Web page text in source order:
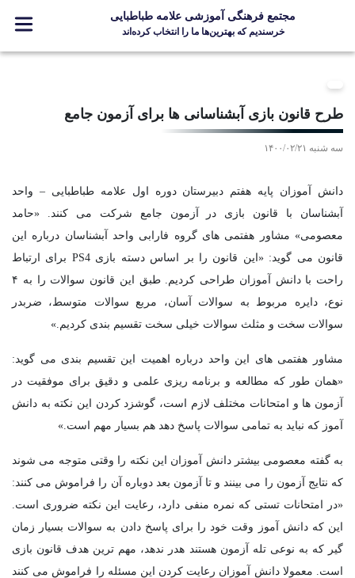
مجتمع فرهنگی آموزشی علامه طباطبایی
خرسندیم که بهترین‌ها ما را انتخاب کرده‌اند
مدارس
جشنواره ها
ارتباط با ما
Designed and Developed by Kavano Team 2016-18
طرح قانون بازی آبشناسانی ها برای آزمون جامع
سه شنبه ۱۴۰۰/۰۲/۲۱
دانش آموزان پایه هفتم دبیرستان دوره اول علامه طباطبایی – واحد
آبشناسان با قانون بازی در آزمون جامع شرکت می کنند. «حامد
معصومی» مشاور هفتمی های گروه فارابی واحد آبشناسان درباره این
قانون می گوید: «این قانون را بر اساس دسته بازی PS4 برای ارتباط
راحت با دانش آموزان طراحی کردیم. طبق این قانون سوالات را به ۴
نوع، دایره مربوط به سوالات آسان، مربع سوالات متوسط، ضربدر
سوالات سخت و مثلث سوالات خیلی سخت تقسیم بندی کردیم.»
مشاور هفتمی های این واحد درباره اهمیت این تقسیم بندی می گوید:
«همان طور که مطالعه و برنامه ریزی علمی و دقیق برای موفقیت در
آزمون ها و امتحانات مختلف لازم است، گوشزد کردن این نکته به دانش
آموز که نباید به تمامی سوالات پاسخ دهد هم بسیار مهم است.»
به گفته معصومی بیشتر دانش آموزان این نکته را وقتی متوجه می شوند
که نتایج آزمون را می بینند و تا آزمون بعد دوباره آن را فراموش می کنند:
«در امتحانات تستی که نمره منفی دارد، رعایت این نکته ضروری است.
این که دانش آموز وقت خود را برای پاسخ دادن به سوالات بسیار زمان
گیر که به نوعی تله آزمون هستند هدر ندهد، مهم ترین هدف قانون بازی
است. معمولا دانش آموزان رعایت کردن این مسئله را فراموش می کنند